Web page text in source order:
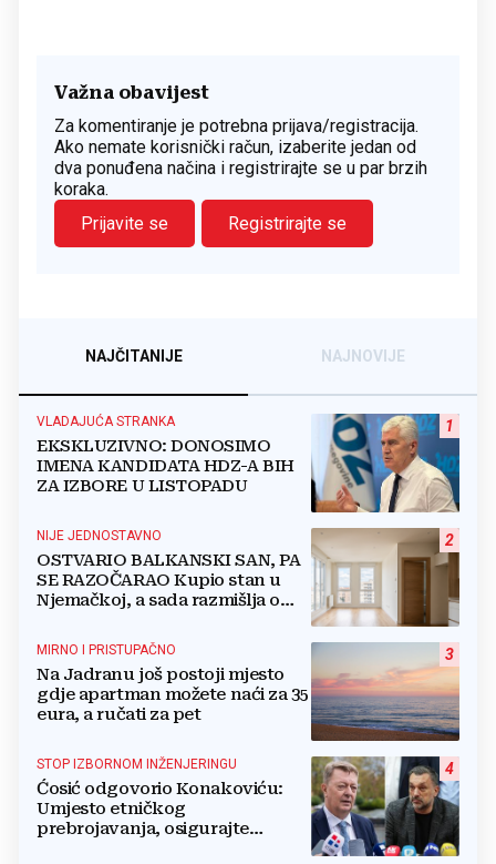
Važna obavijest
Za komentiranje je potrebna prijava/registracija.
Ako nemate korisnički račun, izaberite jedan od
dva ponuđena načina i registrirajte se u par brzih
koraka.
Prijavite se
Registrirajte se
NAJČITANIJE NAJNOVIJE
1
VLADAJUĆA STRANKA
EKSKLUZIVNO: DONOSIMO
IMENA KANDIDATA HDZ-A BIH
ZA IZBORE U LISTOPADU
2
NIJE JEDNOSTAVNO
OSTVARIO BALKANSKI SAN, PA
SE RAZOČARAO Kupio stan u
Njemačkoj, a sada razmišlja o
3
MIRNO I PRISTUPAČNO
Na Jadranu još postoji mjesto
gdje apartman možete naći za 35
eura, a ručati za pet
4
STOP IZBORNOM INŽENJERINGU
Ćosić odgovorio Konakoviću:
Umjesto etničkog
prebrojavanja, osigurajte